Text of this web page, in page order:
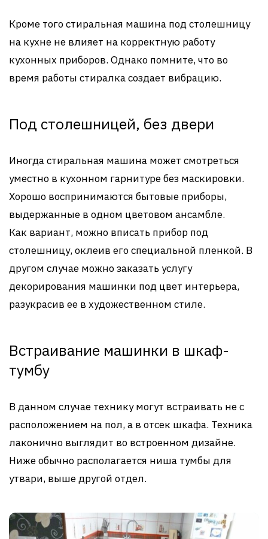
Кроме того стиральная машина под столешницу
на кухне не влияет на корректную работу
кухонных приборов. Однако помните, что во
время работы стиралка создает вибрацию.
Под столешницей, без двери
Иногда стиральная машина может смотреться
уместно в кухонном гарнитуре без маскировки.
Хорошо воспринимаются бытовые приборы,
выдержанные в одном цветовом ансамбле.
Как вариант, можно вписать прибор под
столешницу, оклеив его специальной пленкой. В
другом случае можно заказать услугу
декорирования машинки под цвет интерьера,
разукрасив ее в художественном стиле.
Встраивание машинки в шкаф-
тумбу
В данном случае технику могут встраивать не с
расположением на пол, а в отсек шкафа. Техника
лаконично выглядит во встроенном дизайне.
Ниже обычно располагается ниша тумбы для
утвари, выше другой отдел.